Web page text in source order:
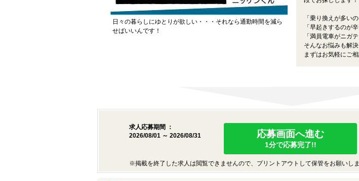
日々の暮らしにゆとりが欲しい・・・それなら通勤時間を減ら
せばいいんです！
「乗り換えが多いの
「早起きするのが辛
「満員電車がニガテ
そんなお悩みも解決
まずはお気軽にご
求人応募期間 ：
2026/08/01 ～ 2026/08/31
応募画面へ進む
1分で応募完了!!
※掲載を終了した求人は閲覧できませんので、プリントアウトして保管をお願いしま